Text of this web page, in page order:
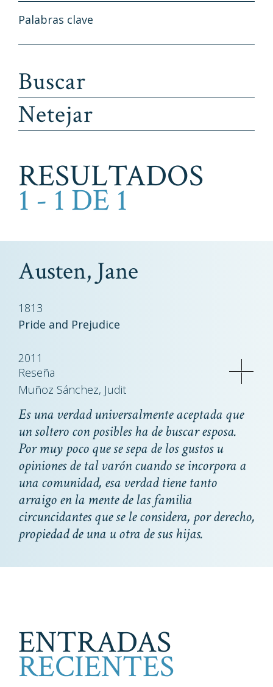
Palabras clave
RESULTADOS
1 - 1 DE 1
Austen, Jane
1813
Pride and Prejudice
2011
Reseña
Muñoz Sánchez, Judit
Es una verdad universalmente aceptada que
un soltero con posibles ha de buscar esposa.
Por muy poco que se sepa de los gustos u
opiniones de tal varón cuando se incorpora a
una comunidad, esa verdad tiene tanto
arraigo en la mente de las familia
circuncidantes que se le considera, por derecho,
propiedad de una u otra de sus hijas.
ENTRADAS
RECIENTES